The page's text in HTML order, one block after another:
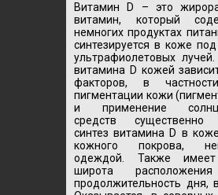
Витамин D – это
витамин, который
немногих продуктах
синтезируется в коже
ультрафиолетовых
витамина D кожей
факторов, в
пигментации кожи
и применение
средств существенно
синтез витамина D в
кожного покрова,
одеждой. Также имеет
широта
продолжительность дня,